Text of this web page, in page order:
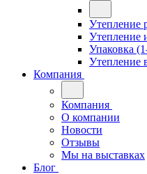
Утепление
Утепление
Упаковка
Утепление
Компания
Компания
О компании
Новости
Отзывы
Мы на выставках
Блог